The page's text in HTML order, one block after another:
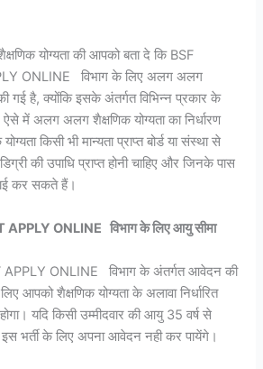
योग्यता की आपको बता दे कि BSF
ONLINE विभाग के लिए अलग अलग
की गई है, क्योंकि इसके अंतर्गत विभिन्न प्रकार के
ऐसे में अलग अलग शैक्षणिक योग्यता का निर्धारण
किसी भी मान्यता प्राप्त बोर्ड या संस्था से
की उपाधि प्राप्त होनी चाहिए और जिनके पास
कर सकते हैं।
ONLINE विभाग के लिए आयु सीमा
APPLY ONLINE विभाग के अंतर्गत आवेदन की
आपको शैक्षणिक योग्यता के अलावा निर्धारित
यदि किसी उम्मीदवार की आयु 35 वर्ष से
इस भर्ती के लिए अपना आवेदन नही कर पायेंगे।